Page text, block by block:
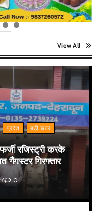
View All
प्रदेश बड़ी खबर
रजिस्ट्री करके
गैंगस्टर गिरफ्तार
0